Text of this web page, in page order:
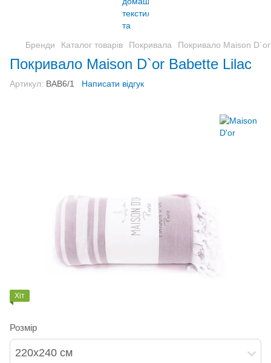
Бренди Каталог товарів Покривала Покривало Maison
Покривало Maison D`or Babette Lilac
Артикул: ВАВ6/1 Написати відгук
Хіт
Розмір
220х240 см